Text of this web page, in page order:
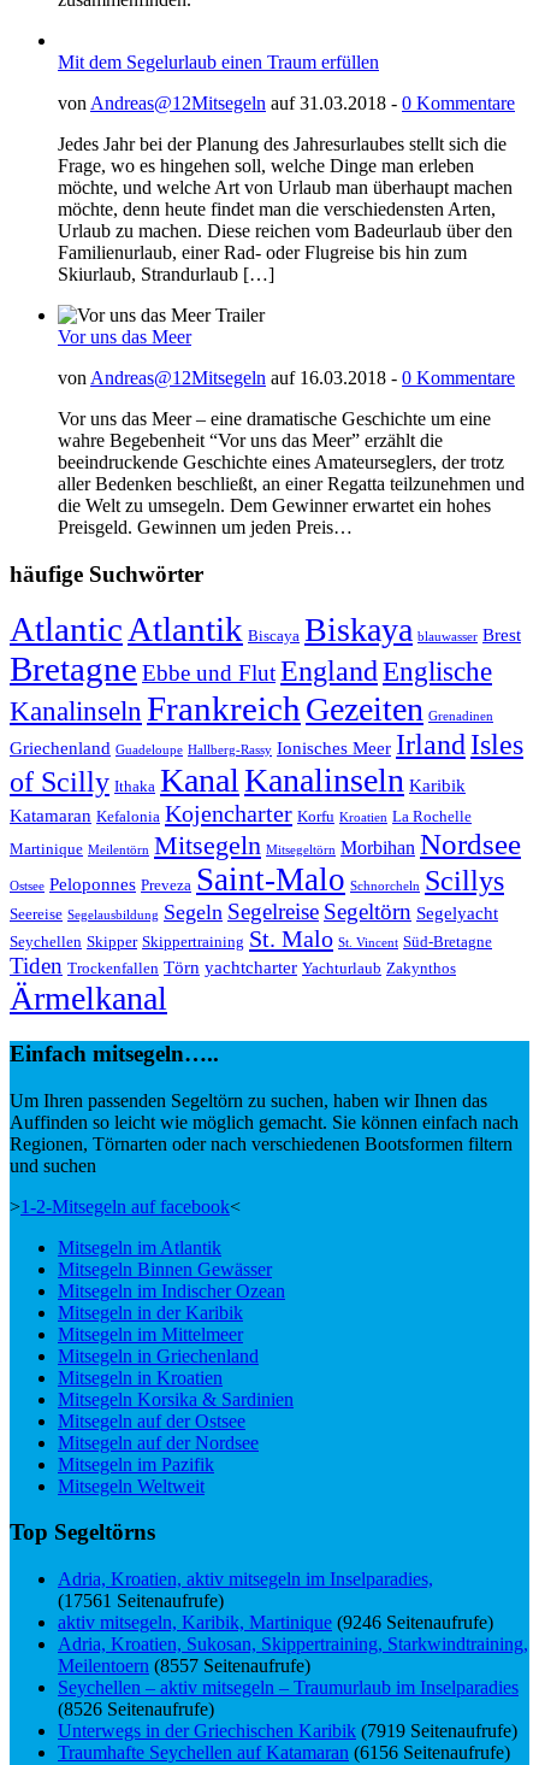
Mit dem Segelurlaub einen Traum erfüllen
von Andreas@12Mitsegeln auf 31.03.2018 - 0 Kommentare
Jedes Jahr bei der Planung des Jahresurlaubes stellt sich die
Frage, wo es hingehen soll, welche Dinge man erleben
möchte, und welche Art von Urlaub man überhaupt machen
möchte, denn heute findet man die verschiedensten Arten,
Urlaub zu machen. Diese reichen vom Badeurlaub über den
Familienurlaub, einer Rad- oder Flugreise bis hin zum
Skiurlaub, Strandurlaub […]
Vor uns das Meer
von Andreas@12Mitsegeln auf 16.03.2018 - 0 Kommentare
Vor uns das Meer – eine dramatische Geschichte um eine
wahre Begebenheit “Vor uns das Meer” erzählt die
beeindruckende Geschichte eines Amateurseglers, der trotz
aller Bedenken beschließt, an einer Regatta teilzunehmen und
die Welt zu umsegeln. Dem Gewinner erwartet ein hohes
Preisgeld. Gewinnen um jeden Preis…
häufige Suchwörter
Atlantic Atlantik Biscaya Biskaya blauwasser Brest
Bretagne Ebbe und Flut EnglandEnglische
KanalinselnFrankreich Gezeiten Grenadinen
Griechenland Guadeloupe Hallberg-Rassy Ionisches Meer IrlandIsles
of Scilly Ithaka KanalKanalinseln Karibik
Katamaran Kefalonia Kojencharter Korfu Kroatien La Rochelle
Martinique Meilentörn Mitsegeln Mitsegeltörn Morbihan Nordsee
Ostsee Peloponnes Preveza Saint-Malo Schnorcheln Scillys
Seereise Segelausbildung Segeln Segelreise Segeltörn Segelyacht
Seychellen Skipper Skippertraining St. Malo St. Vincent Süd-Bretagne
Tiden Trockenfallen Törn yachtcharter Yachturlaub Zakynthos
Ärmelkanal
Einfach mitsegeln…..
Um Ihren passenden Segeltörn zu suchen, haben wir Ihnen das
Auffinden so leicht wie möglich gemacht. Sie können einfach nach
Regionen, Törnarten oder nach verschiedenen Bootsformen filtern
und suchen
>1-2-Mitsegeln auf facebook<
Mitsegeln im Atlantik
Mitsegeln Binnen Gewässer
Mitsegeln im Indischer Ozean
Mitsegeln in der Karibik
Mitsegeln im Mittelmeer
Mitsegeln in Griechenland
Mitsegeln in Kroatien
Mitsegeln Korsika & Sardinien
Mitsegeln auf der Ostsee
Mitsegeln auf der Nordsee
Mitsegeln im Pazifik
Mitsegeln Weltweit
Top Segeltörns
Adria, Kroatien, aktiv mitsegeln im Inselparadies,
(17561 Seitenaufrufe)
aktiv mitsegeln, Karibik, Martinique (9246 Seitenaufrufe)
Adria, Kroatien, Sukosan, Skippertraining, Starkwindtraining,
Meilentoern (8557 Seitenaufrufe)
Seychellen – aktiv mitsegeln – Traumurlaub im Inselparadies
(8526 Seitenaufrufe)
Unterwegs in der Griechischen Karibik (7919 Seitenaufrufe)
Traumhafte Seychellen auf Katamaran (6156 Seitenaufrufe)